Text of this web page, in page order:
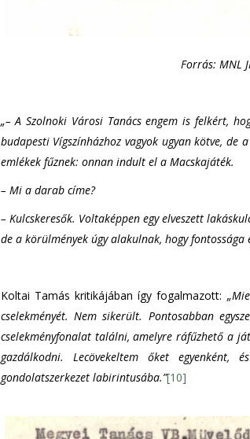
Forrás: MNL
„– A Szolnoki Városi Tanács engem is felkért,
budapesti Vígszínházhoz vagyok ugyan kötve, de
emlékek fűznek: onnan indult el a Macskajáték.
– Mi a darab címe?
– Kulcskeresők. Voltaképpen egy elveszett
de a körülmények úgy alakulnak, hogy
Koltai Tamás kritikájában így fogalmazott:
cselekményét. Nem sikerült. Pontosabban
cselekményfonalat találni, amelyre ráfűzhető a
gazdálkodni. Lecövekeltem őket egyenként,
gondolatszerkezet labirintusába.”[10]